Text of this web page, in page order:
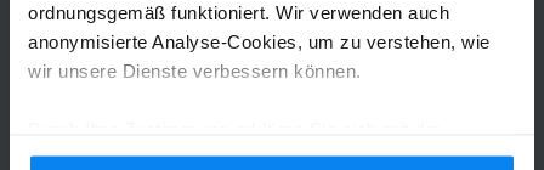
ordnungsgemäß funktioniert. Wir verwenden auch
anonymisierte Analyse-Cookies, um zu verstehen, wie
wir unsere Dienste verbessern können.
Verwendung von Cookies gemäß den Regeln in Ihrem